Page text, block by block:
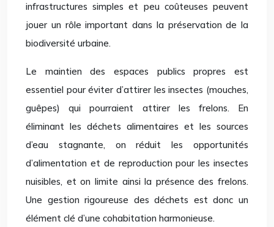
infrastructures simples et peu coûteuses peuvent
jouer un rôle important dans la préservation de la
biodiversité urbaine.
Le maintien des espaces publics propres est
essentiel pour éviter d’attirer les insectes (mouches,
guêpes) qui pourraient attirer les frelons. En
éliminant les déchets alimentaires et les sources
d’eau stagnante, on réduit les opportunités
d’alimentation et de reproduction pour les insectes
nuisibles, et on limite ainsi la présence des frelons.
Une gestion rigoureuse des déchets est donc un
élément clé d’une cohabitation harmonieuse.